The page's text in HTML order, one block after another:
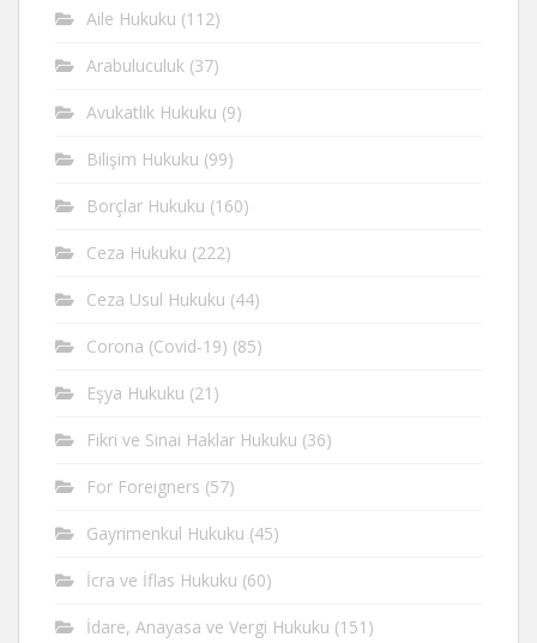
Aile Hukuku (112)
Arabuluculuk (37)
Avukatlık Hukuku (9)
Bilişim Hukuku (99)
Borçlar Hukuku (160)
Ceza Hukuku (222)
Ceza Usul Hukuku (44)
Corona (Covid-19) (85)
Eşya Hukuku (21)
Fikri ve Sinai Haklar Hukuku (36)
For Foreigners (57)
Gayrimenkul Hukuku (45)
İcra ve İflas Hukuku (60)
İdare, Anayasa ve Vergi Hukuku (151)